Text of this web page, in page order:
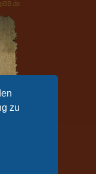
zu